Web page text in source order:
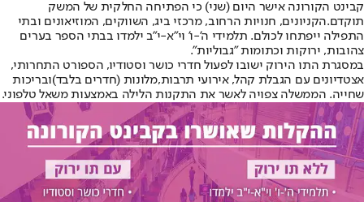
קבינט הקורונה אישר היום (שני) כי הפתיחה החלקית של המשק
תוקדם.הקניונים, חנויות הרחוב, מרכזי ביג, השווקים, המוזיאונים ובתי
התפילה ייפתחו לכולם. תלמידי ה'-ו' וי"א-י"ב ילמדו בבתי הספר בערים
צהובות, ירוקות וכתומות "גבוליות".
במסגרת התו הירוק ישובו לפעול חדרי כושר וסטודיו, הספורט התחרותי,
אצטדיונים עם הגבלת קהל, אירועי תרבות,מלונות (חדרים בלבד)ובריכות
שחייה. הממשלה צפויה לאשר את התקנות הלילה באמצעות משאל טלפוני.